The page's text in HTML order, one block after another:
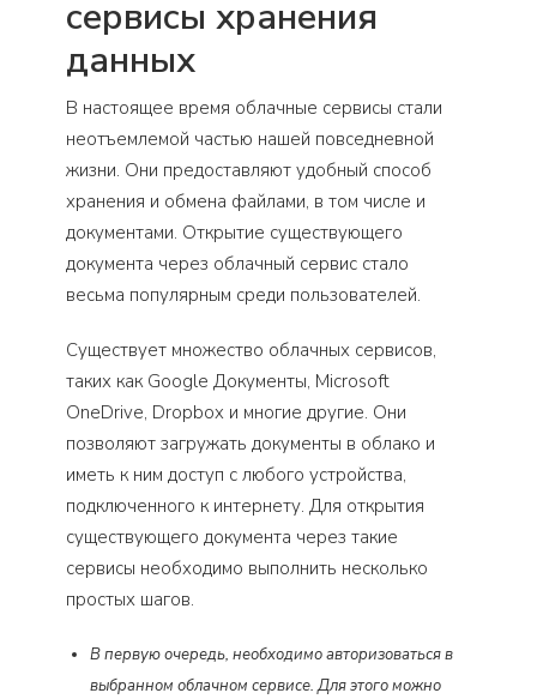
сервисы хранения
данных
В настоящее время облачные сервисы стали
неотъемлемой частью нашей повседневной
жизни. Они предоставляют удобный способ
хранения и обмена файлами, в том числе и
документами. Открытие существующего
документа через облачный сервис стало
весьма популярным среди пользователей.
Существует множество облачных сервисов,
таких как Google Документы, Microsoft
OneDrive, Dropbox и многие другие. Они
позволяют загружать документы в облако и
иметь к ним доступ с любого устройства,
подключенного к интернету. Для открытия
существующего документа через такие
сервисы необходимо выполнить несколько
простых шагов.
В первую очередь, необходимо авторизоваться в
выбранном облачном сервисе. Для этого можно